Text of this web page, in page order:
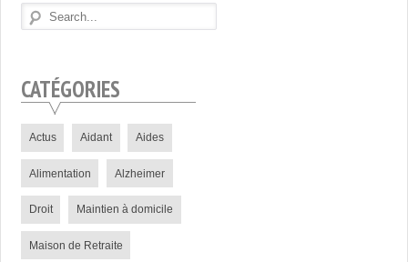
CATÉGORIES
Actus Aidant Aides
Alimentation Alzheimer
Droit Maintien à domicile
Maison de Retraite